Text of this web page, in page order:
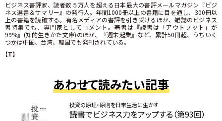
ビジネス書評家、読者数５万人を超える日本最大の書評メールマガジン『ビジ
ネス選書＆サマリー』の発行人。年間1000冊以上の書籍に目を通し、300冊以
上の書籍を読破する。有名メディアの書評を引き受けるほか、雑誌のビジネス
書特集でも、専門家としてコメント。著書は『読書は「アウトプット」が
99%』(知的生きかた文庫)のほか、『週末起業』など、累計50冊超、うちいく
つかは中国、台湾、韓国でも発刊されている。
【T】
あわせて読みたい記事
投資の原理・原則を日常生活に生かす
読書でビジネス力をアップする（第93回）